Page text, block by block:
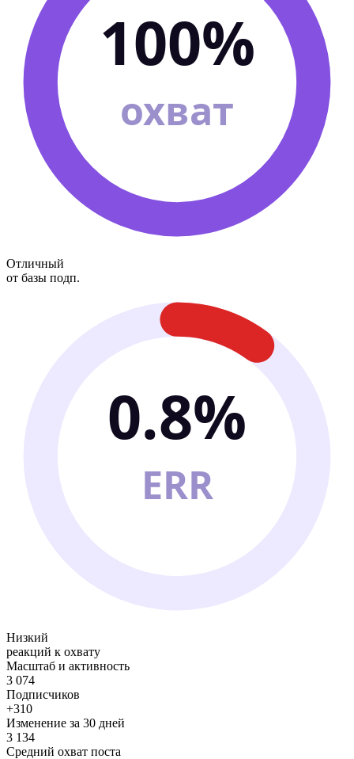
100%
охват
Отличный
от базы подп.
0.8%
ERR
Низкий
реакций к охвату
Масштаб и активность
3 074
Подписчиков
+310
Изменение за 30 дней
3 134
Средний охват поста